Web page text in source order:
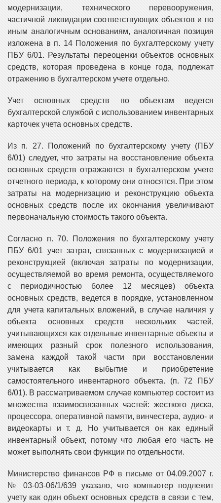
модернизации, технического перевооружения,
частичной ликвидации соответствующих объектов и по
иным аналогичным основаниям, аналогичная позиция
изложена в п. 14 Положения по бухгалтерскому учету
ПБУ 6/01. Результаты переоценки объектов основных
средств, которая проведена в конце года, подлежат
отражению в бухгалтерском учете отдельно.
Учет основных средств по объектам ведется
бухгалтерской службой с использованием инвентарных
карточек учета основных средств.
Из п. 27. Положений по бухгалтерскому учету (ПБУ
6/01) следует, что затраты на восстановление объекта
основных средств отражаются в бухгалтерском учете
отчетного периода, к которому они относятся. При этом
затраты на модернизацию и реконструкцию объекта
основных средств после их окончания увеличивают
первоначальную стоимость такого объекта.
Согласно п. 70. Положения по бухгалтерскому учету
ПБУ 6/01 учет затрат, связанных с модернизацией и
реконструкцией (включая затраты по модернизации,
осуществляемой во время ремонта, осуществляемого
с периодичностью более 12 месяцев) объекта
основных средств, ведется в порядке, установленном
для учета капитальных вложений, в случае наличия у
объекта основных средств нескольких частей,
учитывающихся как отдельные инвентарные объекты и
имеющих разный срок полезного использования,
замена каждой такой части при восстановлении
учитывается как выбытие и приобретение
самостоятельного инвентарного объекта. (п. 72 ПБУ
6/01). В рассматриваемом случае компьютер состоит из
множества взаимосвязанных частей: жесткого диска,
процессора, оперативной памяти, винчестера, аудио- и
видеокарты и т. д. Но учитывается он как единый
инвентарный объект, потому что любая его часть не
может выполнять свои функции по отдельности.
Министерство финансов РФ в письме от 04.09.2007 г.
№ 03-03-06/1/639 указало, что компьютер подлежит
учету как один объект основных средств в связи с тем,